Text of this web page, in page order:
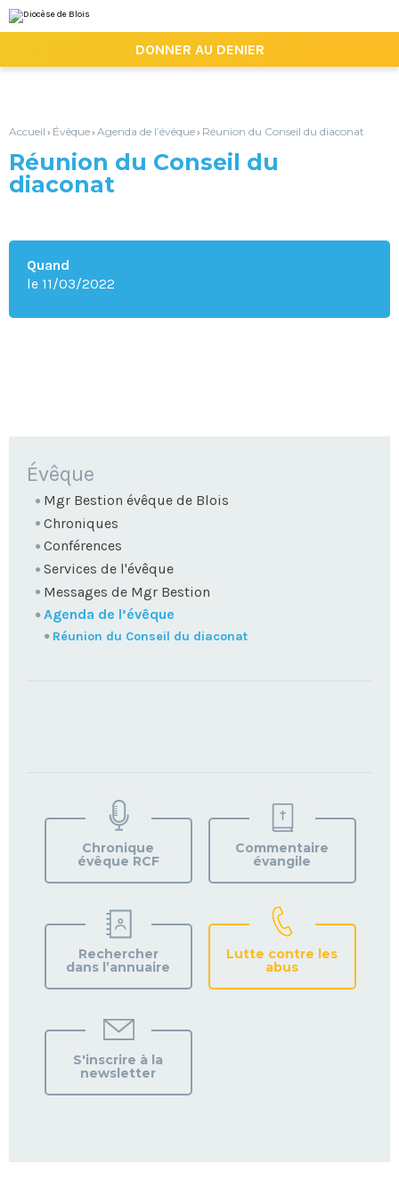
au
contenu.
la
personnels
DONNER AU DENIER
Accueil › Évêque› Agenda de l’évêque› Réunion du Conseil du diaconat
Réunion du Conseil du
diaconat
Quand
le 11/03/2022
NAVIGATION
Évêque
Mgr Bestion évêque de Blois
Chroniques
Conférences
Services de l'évêque
Messages de Mgr Bestion
Agenda de l’évêque
Réunion du Conseil du diaconat
VOTRE
PAROISSE
Chronique
évêque RCF
Commentaire
évangile
Rechercher
dans l’annuaire
Lutte contre les
abus
S'inscrire à la
newsletter